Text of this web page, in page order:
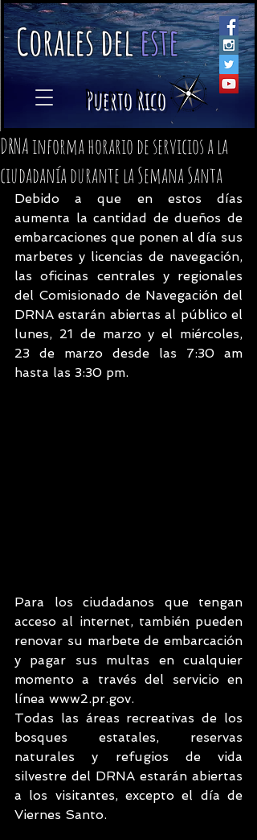
Coralesdeleste​
Puerto Rico
DRNA informa horario de servicios a la
ciudadanía durante la Semana Santa
Debido a que en estos días
aumenta la cantidad de dueños de
embarcaciones que ponen al día sus
marbetes y licencias de navegación,
las oficinas centrales y regionales
del Comisionado de Navegación del
DRNA estarán abiertas al público el
lunes, 21 de marzo y el miércoles,
23 de marzo desde las 7:30 am
hasta las 3:30 pm.
Para los ciudadanos que tengan
acceso al internet, también pueden
renovar su marbete de embarcación
y pagar sus multas en cualquier
momento a través del servicio en
línea www2.pr.gov.
Todas las áreas recreativas de los
bosques estatales, reservas
naturales y refugios de vida
silvestre del DRNA estarán abiertas
a los visitantes, excepto el día de
Viernes Santo.